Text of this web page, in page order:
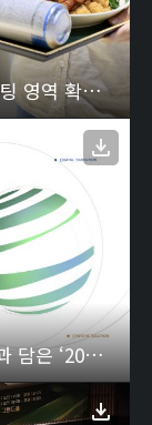
[CJ프레시웨이] IP 콜라보로 급식 마케팅 영역 확대…“구내식당서 드라마 첫 방송 기념 이벤트” 1
[CJ프레시웨이] 지속가능경영 전략·성과 담은 ‘2023 ESG 보고서’ 발간